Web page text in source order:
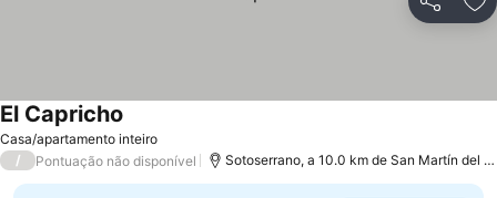
Partilhar
Casa/apartamento inteiro
El Capricho
/ Pontuação não disponível Sotoserrano, a 10.0 km de San Martín del